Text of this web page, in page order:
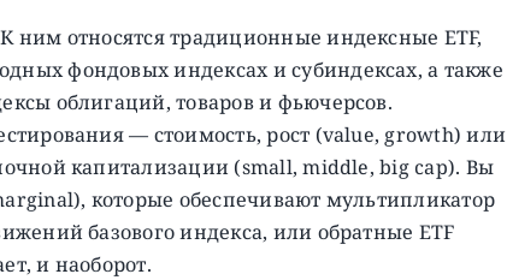
ним относятся традиционные индексные ETF,
фондовых индексах и субиндексах, а также
облигаций, товаров и фьючерсов.
— стоимость, рост (value, growth) или
капитализации (small, middle, big cap). Вы
которые обеспечивают мультипликатор
базового индекса, или обратные ETF
и наоборот.